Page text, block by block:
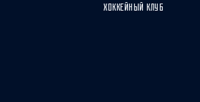
ХОККЕЙНЫЙ КЛУБ